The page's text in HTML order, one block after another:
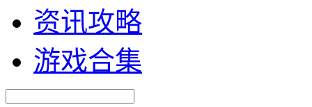
资讯攻略
游戏合集